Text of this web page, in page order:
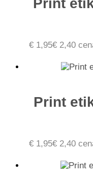
Print
€1,95€2,40
Print
€1,95€2,40